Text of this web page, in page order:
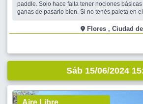
paddle. Solo hace falta tener nociones
ganas de pasarlo bien. Si no tenés paleta en
Flores ,
Sáb 15/06/2024
Aire Libre